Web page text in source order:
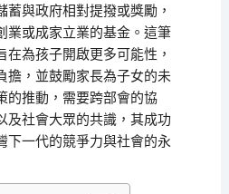
蓄與政府相對提撥或獎勵，
業或成家立業的基金。這筆
為孩子開啟更多可能性，
擔，並鼓勵家長為子女的未
的推動，需要跨部會的協
及社會大眾的共識，其成功
下一代的競爭力與社會的永